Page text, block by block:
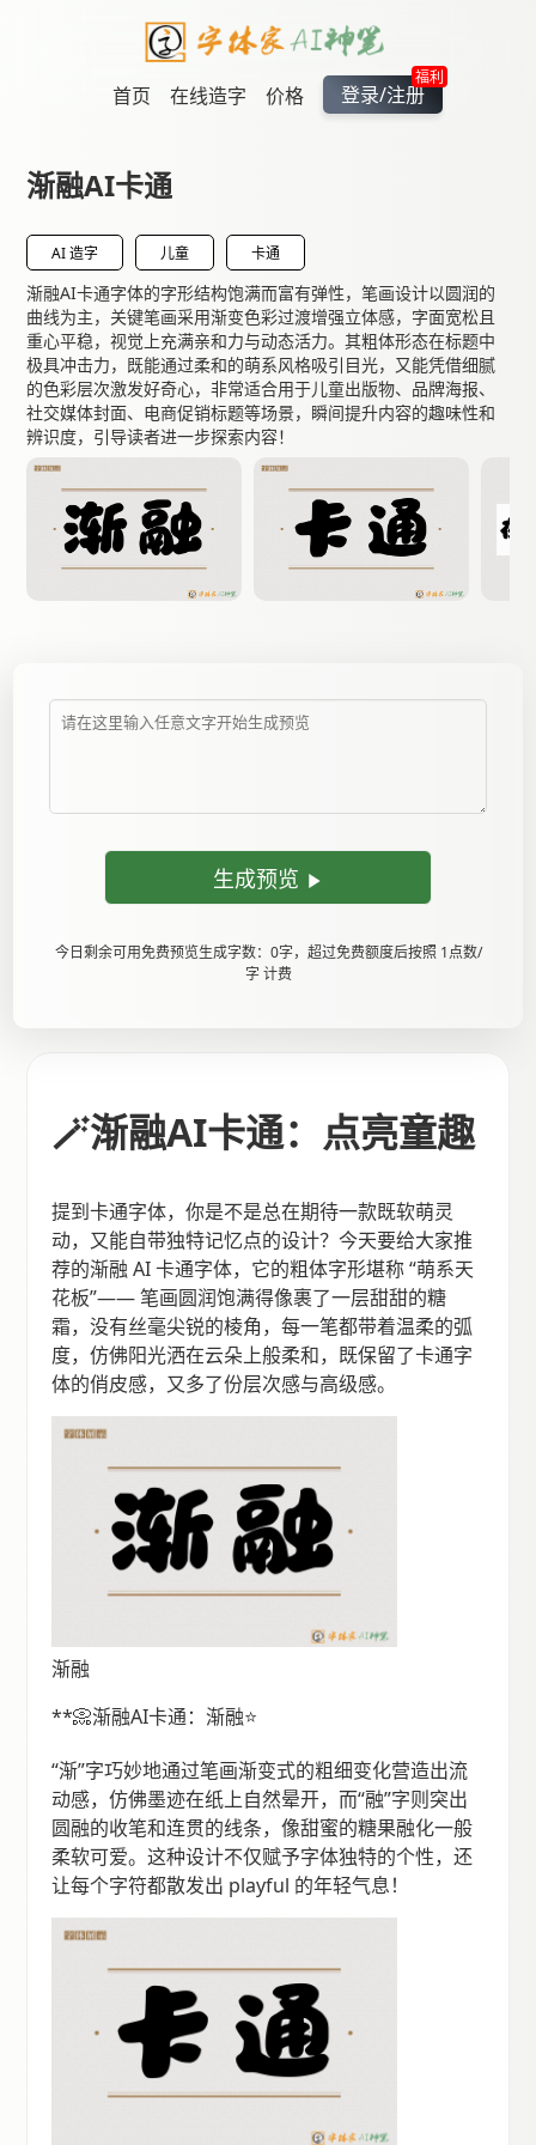
首页 在线造字 价格
福利
登录/注册
渐融AI卡通
AI 造字 儿童 卡通
渐融AI卡通字体的字形结构饱满而富有弹性，笔画设计以圆润的
曲线为主，关键笔画采用​​渐变色彩过渡​​增强立体感，字面宽松且
重心平稳，视觉上充满亲和力与动态活力。其粗体形态在标题中
极具冲击力，既能通过柔和的萌系风格吸引目光，又能凭借细腻
的色彩层次激发好奇心，非常适合用于​​儿童出版物、品牌海报、
社交媒体封面、电商促销标题​​等场景，瞬间提升内容的趣味性和
辨识度，引导读者进一步探索内容！
生成预览
今日剩余可用免费预览生成字数：0字，超过免费额度后按照 1点数/
字 计费
🪄渐融AI卡通：点亮童趣
提到卡通字体，你是不是总在期待一款既软萌灵
动，又能自带独特记忆点的设计？今天要给大家推
荐的渐融 AI 卡通字体，它的粗体字形堪称 “萌系天
花板”—— 笔画圆润饱满得像裹了一层甜甜的糖
霜，没有丝毫尖锐的棱角，每一笔都带着温柔的弧
度，仿佛阳光洒在云朵上般柔和，既保留了卡通字
体的俏皮感，又多了份层次感与高级感。
渐融
**📀渐融AI卡通：渐融⭐️
“渐”字巧妙地通过笔画渐变式的粗细变化营造出流
动感，仿佛墨迹在纸上自然晕开，而“融”字则突出
圆融的收笔和连贯的线条，像甜蜜的糖果融化一般
柔软可爱。这种设计不仅赋予字体独特的个性，还
让每个字符都散发出 playful 的年轻气息！